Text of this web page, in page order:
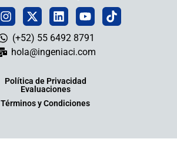
(+52) 55 6492 8791
hola@ingeniaci.com
Política de Privacidad
Evaluaciones
Términos y Condiciones